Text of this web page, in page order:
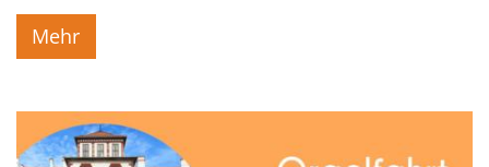
Mehr